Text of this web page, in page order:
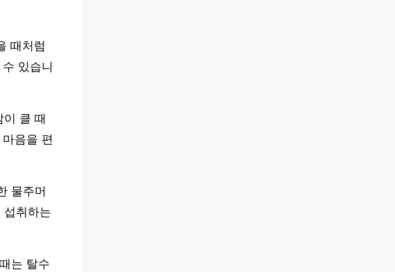
때처럼
있습니
클 때
음을 편
물주머
섭취하는
는 탈수